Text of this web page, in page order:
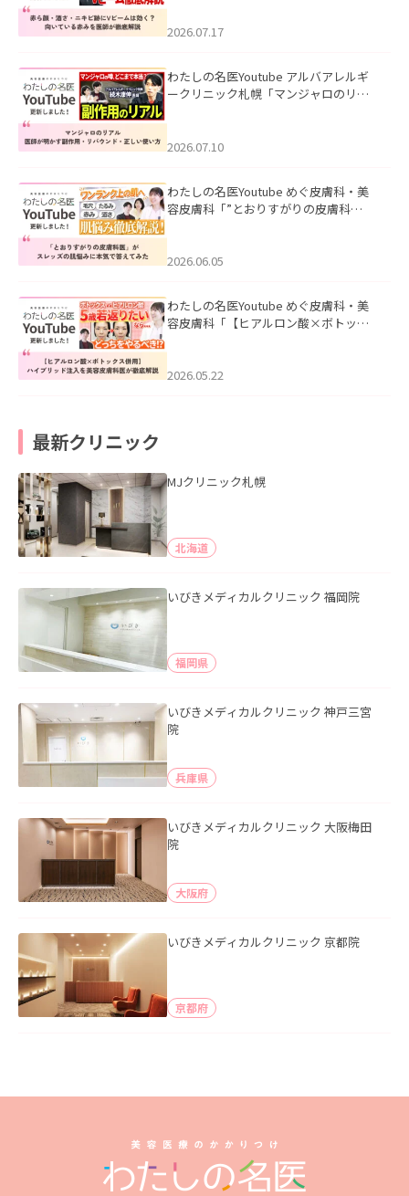
した。
2026.07.17
わたしの名医Youtube アルバアレルギ
ークリニック札幌「マンジャロのリア
た。
2026.07.10
わたしの名医Youtube めぐ皮膚科・美
容皮膚科「”とおりすがりの皮膚科
2026.06.05
わたしの名医Youtube めぐ皮膚科・美
容皮膚科「【ヒアルロン酸×ボトック
た。
2026.05.22
最新クリニック
MJクリニック札幌
北海道
いびきメディカルクリニック 福岡院
福岡県
いびきメディカルクリニック 神戸三宮
院
兵庫県
いびきメディカルクリニック 大阪梅田
院
大阪府
いびきメディカルクリニック 京都院
京都府